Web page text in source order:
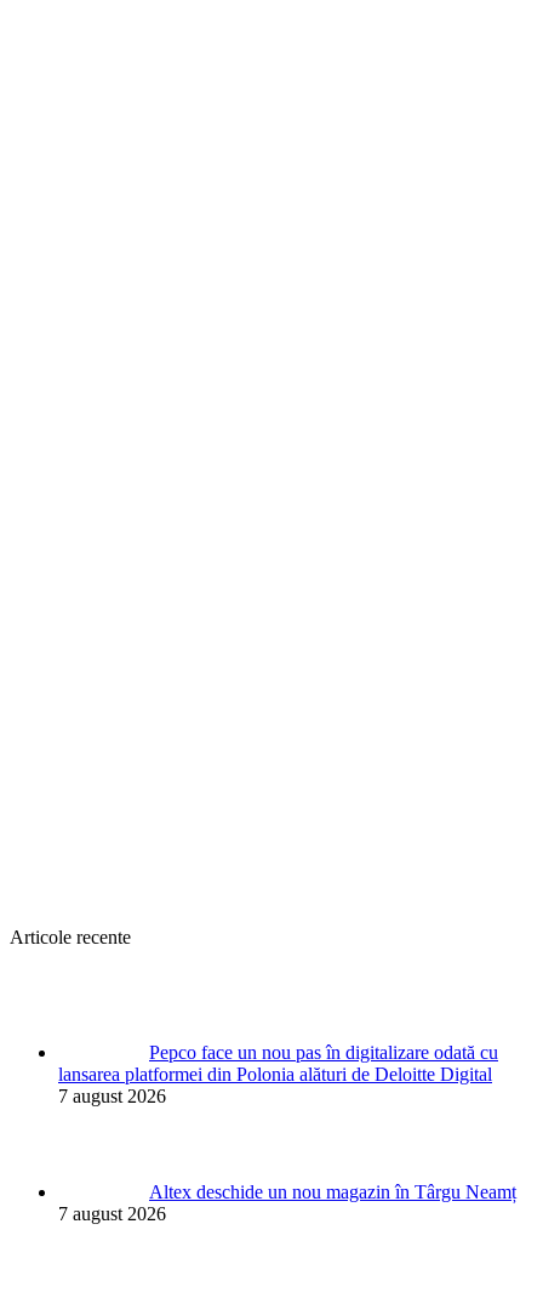
Articole recente
Pepco face un nou pas în digitalizare odată cu
lansarea platformei din Polonia alături de Deloitte Digital
7 august 2026
Altex deschide un nou magazin în Târgu Neamț
7 august 2026